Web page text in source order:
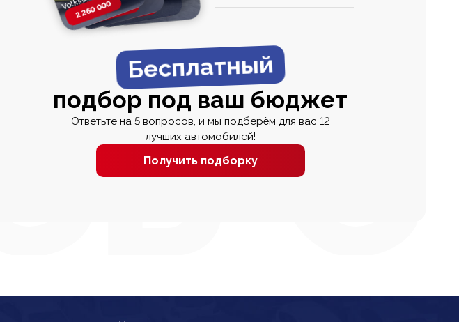
2 260 0002 820 000
2 820 0002 670 000
Бесплатный
подбор под ваш бюджет
Ответьте на 5 вопросов, и мы подберём для вас 12
лучших автомобилей!
Получить подборку